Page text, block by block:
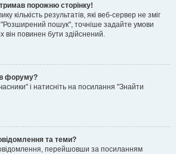
порожню сторінку!
кількість результатів, які веб-сервер не зміг
пошук", точніше задайте умови
повинен бути здійснений.
форуму?
і натисніть на посилання "Знайти
та теми?
перейшовши за посиланням